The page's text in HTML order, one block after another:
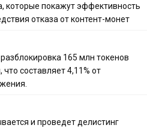
которые покажут эффективность
отказа от контент-монет
165 млн токенов
составляет 4,11% от
и проведет делистинг